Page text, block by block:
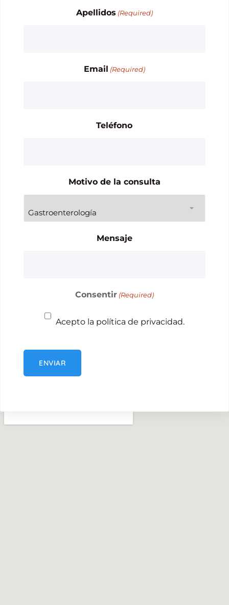
Apellidos (Required)
Email (Required)
Teléfono
Motivo de la consulta
Mensaje
Consentir (Required)
Acepto la política de privacidad.